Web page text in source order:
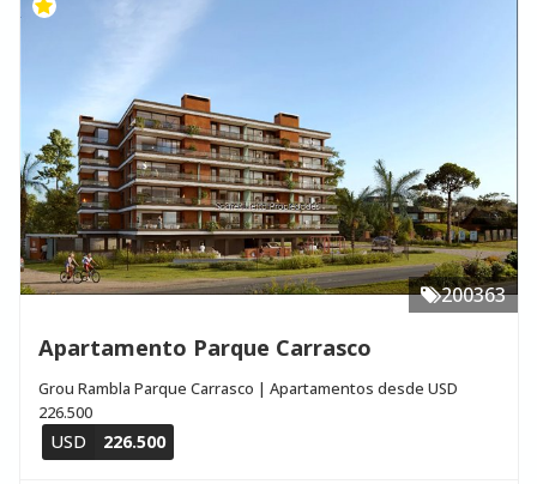
200363
Apartamento Parque Carrasco
Grou Rambla Parque Carrasco | Apartamentos desde USD
226.500
USD 226.500